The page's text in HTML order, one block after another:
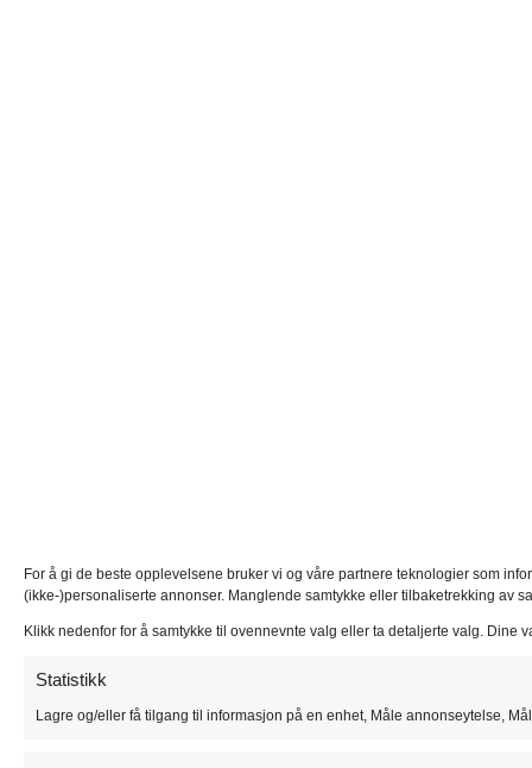
For å gi de beste opplevelsene bruker vi og våre partnere teknologier som
(ikke-)personaliserte annonser. Manglende samtykke eller tilbaketrekking av
Klikk nedenfor for å samtykke til ovennevnte valg eller ta detaljerte valg.
Statistikk
Lagre og/eller få tilgang til informasjon på en enhet, Måle annonseytelse,